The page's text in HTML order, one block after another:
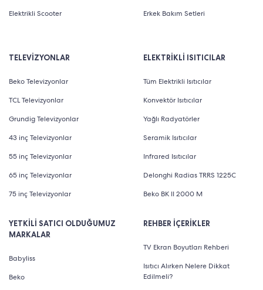
Elektrikli Scooter
Erkek Bakım Setleri
TELEVİZYONLAR
Beko Televizyonlar
TCL Televizyonlar
Grundig Televizyonlar
43 inç Televizyonlar
55 inç Televizyonlar
65 inç Televizyonlar
75 inç Televizyonlar
YETKİLİ SATICI OLDUĞUMUZ
MARKALAR
Babyliss
Beko
ELEKTRİKLİ ISITICILAR
Tüm Elektrikli Isıtıcılar
Konvektör Isıtıcılar
Yağlı Radyatörler
Seramik Isıtıcılar
Infrared Isıtıcılar
Delonghi Radias TRRS 1225C
Beko BK II 2000 M
REHBER İÇERİKLER
TV Ekran Boyutları Rehberi
Isıtıcı Alırken Nelere Dikkat
Edilmeli?